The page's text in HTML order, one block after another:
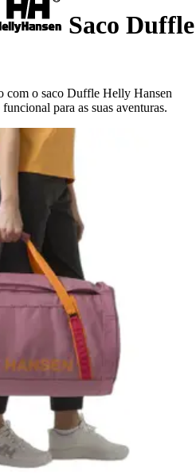
Saco Duffle
com o saco Duffle Helly Hansen
para as suas aventuras.